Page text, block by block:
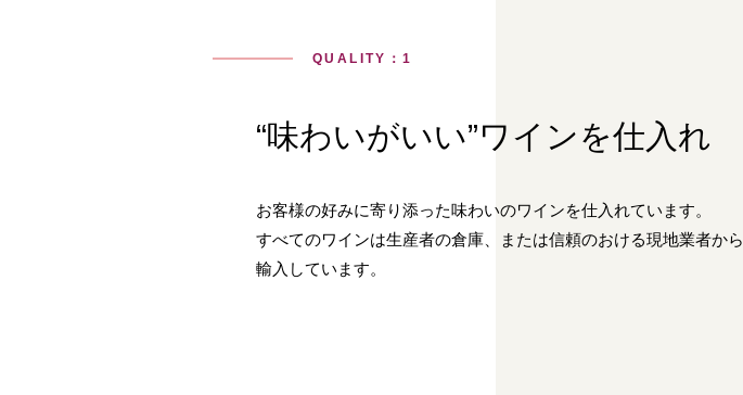
QUALITY：1
“味わいがいい”ワインを仕入れ
お客様の好みに寄り添った味わいのワインを仕入れています。
すべてのワインは生産者の倉庫、または信頼のおける現地業者から
輸入しています。